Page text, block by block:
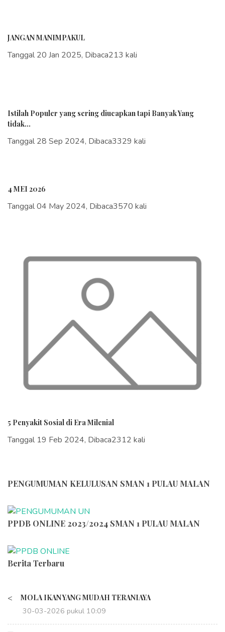
PENGUMUMAN KELULUSAN SMAN 1 PULAU MALAN
PPDB ONLINE 2023/2024 SMAN 1 PULAU MALAN
Berita Terbaru
< MOLA IKAN YANG MUDAH TERANIAYA
30-03-2026 pukul 10:09
JANGAN MANIMPAKUL
Tanggal 20 Jan 2025, Dibaca213 kali
Istilah Populer yang sering diucapkan tapi Banyak Yang
tidak...
Tanggal 28 Sep 2024, Dibaca3329 kali
4 MEI 2026
Tanggal 04 May 2024, Dibaca3570 kali
5 Penyakit Sosial di Era Milenial
Tanggal 19 Feb 2024, Dibaca2312 kali